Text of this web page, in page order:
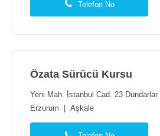
Telefon No
Özata Sürücü Kursu
Yeni Mah. İstanbul Cad. 23
Erzurum
Aşkale